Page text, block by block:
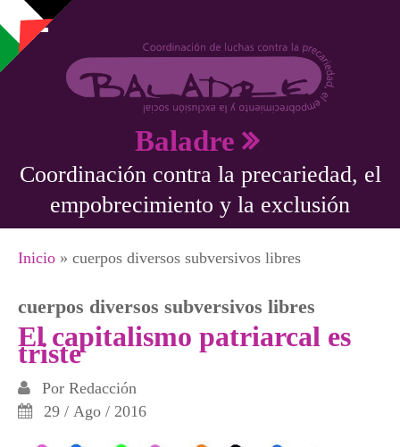
Pasar al contenido principal
Baladre
Coordinación contra la precariedad, el
empobrecimiento y la exclusión
Se encuentra usted aquí
Inicio » cuerpos diversos subversivos libres
cuerpos diversos subversivos libres
El capitalismo patriarcal es
triste
Por Redacción
29 / Ago / 2016